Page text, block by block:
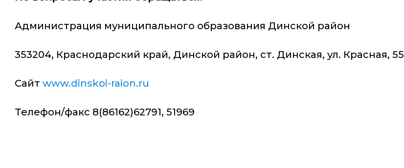
Администрация муниципального образования Динской район
353204, Краснодарский край, Динской район, ст. Динская, ул. Красная, 55
Сайт www.dinskoi-raion.ru
Телефон/факс 8(86162)62791, 51969